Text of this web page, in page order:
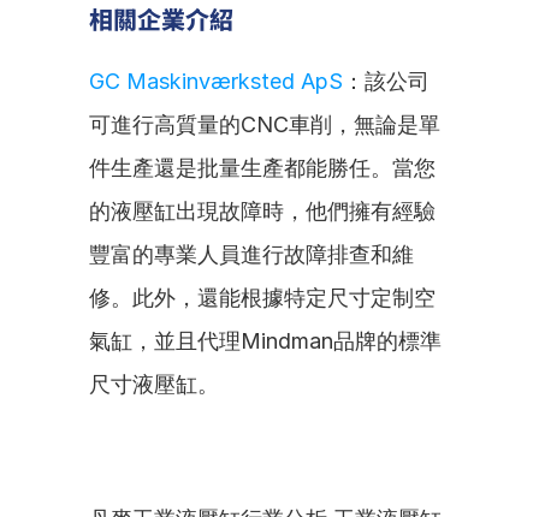
相關企業介紹
GC Maskinværksted ApS ：該公司
可進行高質量的CNC車削，無論是單
件生產還是批量生產都能勝任。當您
的液壓缸出現故障時，他們擁有經驗
豐富的專業人員進行故障排查和維
修。此外，還能根據特定尺寸定制空
氣缸，並且代理Mindman品牌的標準
尺寸液壓缸。